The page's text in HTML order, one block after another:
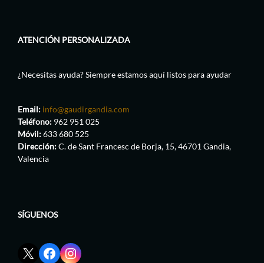
ATENCIÓN PERSONALIZADA
¿Necesitas ayuda? Siempre estamos aquí listos para ayudar
Email: info@gaudirgandia.com
Teléfono: 962 951 025
Móvil:633 680 525
Dirección:C. de Sant Francesc de Borja, 15, 46701 Gandia,
Valencia
SÍGUENOS
EnlaceEnlaceEnlace